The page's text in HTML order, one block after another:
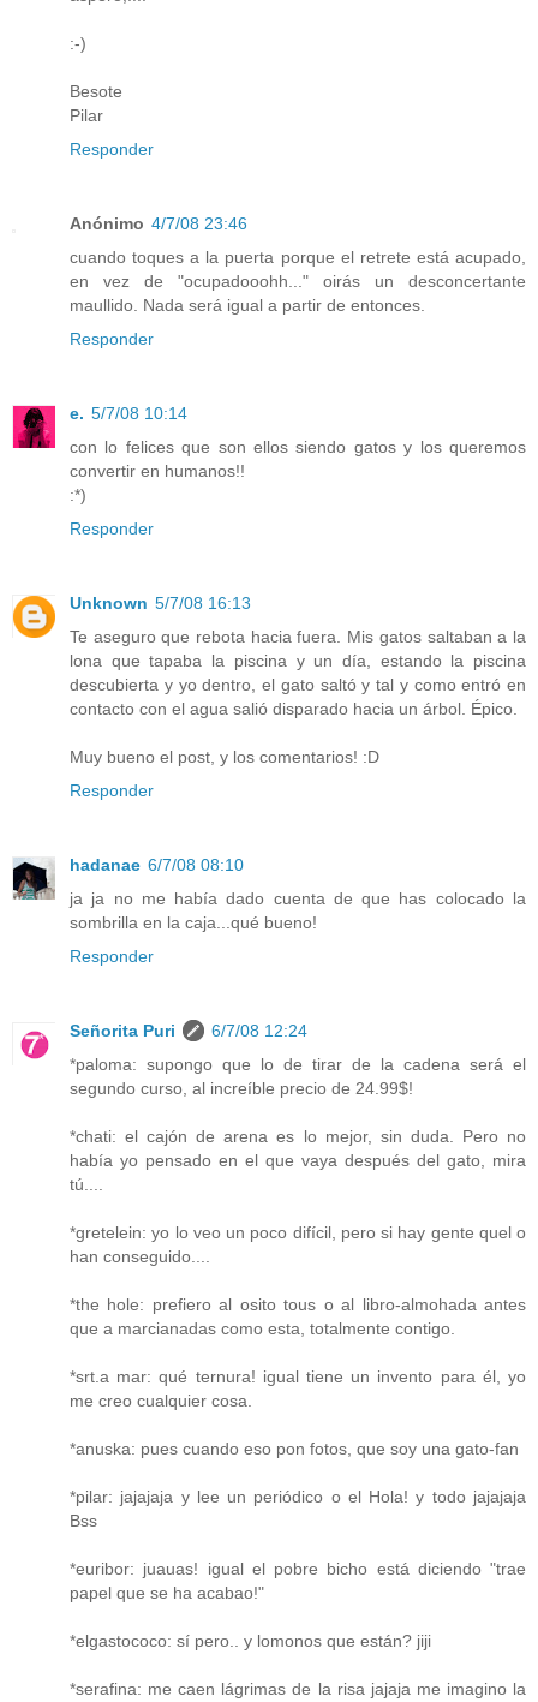
:-)
Besote
Pilar
Responder
Anónimo 4/7/08 23:46
cuando toques a la puerta porque el retrete está acupado,
en vez de "ocupadooohh..." oirás un desconcertante
maullido. Nada será igual a partir de entonces.
Responder
e. 5/7/08 10:14
con lo felices que son ellos siendo gatos y los queremos
convertir en humanos!!
:*)
Responder
Unknown 5/7/08 16:13
Te aseguro que rebota hacia fuera. Mis gatos saltaban a la
lona que tapaba la piscina y un día, estando la piscina
descubierta y yo dentro, el gato saltó y tal y como entró en
contacto con el agua salió disparado hacia un árbol. Épico.
Muy bueno el post, y los comentarios! :D
Responder
hadanae 6/7/08 08:10
ja ja no me había dado cuenta de que has colocado la
sombrilla en la caja...qué bueno!
Responder
Señorita Puri
6/7/08 12:24
*paloma: supongo que lo de tirar de la cadena será el
segundo curso, al increíble precio de 24.99$!
*chati: el cajón de arena es lo mejor, sin duda. Pero no
había yo pensado en el que vaya después del gato, mira
tú....
*gretelein: yo lo veo un poco difícil, pero si hay gente quel o
han conseguido....
*the hole: prefiero al osito tous o al libro-almohada antes
que a marcianadas como esta, totalmente contigo.
*srt.a mar: qué ternura! igual tiene un invento para él, yo
me creo cualquier cosa.
*anuska: pues cuando eso pon fotos, que soy una gato-fan
*pilar: jajajaja y lee un periódico o el Hola! y todo jajajaja
Bss
*euribor: juauas! igual el pobre bicho está diciendo "trae
papel que se ha acabao!"
*elgastococo: sí pero.. y lomonos que están? jiji
*serafina: me caen lágrimas de la risa jajaja me imagino la